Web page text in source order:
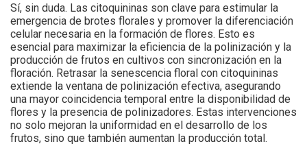
Sí, sin duda. Las citoquininas son clave para estimular la
emergencia de brotes florales y promover la diferenciación
celular necesaria en la formación de flores. Esto es
esencial para maximizar la eficiencia de la polinización y la
producción de frutos en cultivos con sincronización en la
floración. Retrasar la senescencia floral con citoquininas
extiende la ventana de polinización efectiva, asegurando
una mayor coincidencia temporal entre la disponibilidad de
flores y la presencia de polinizadores. Estas intervenciones
no solo mejoran la uniformidad en el desarrollo de los
frutos, sino que también aumentan la producción total.